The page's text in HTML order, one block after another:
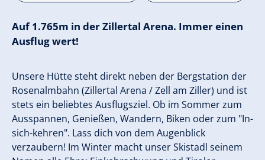
Auf 1.765m in der Zillertal Arena. Immer einen
Ausflug wert!
Unsere Hütte steht direkt neben der Bergstation der
Rosenalmbahn (Zillertal Arena / Zell am Ziller) und ist
stets ein beliebtes Ausflugsziel. Ob im Sommer zum
Ausspannen, Genießen, Wandern, Biken oder zum "In-
sich-kehren". Lass dich von dem Augenblick
verzaubern! Im Winter macht unser Skistadl seinem